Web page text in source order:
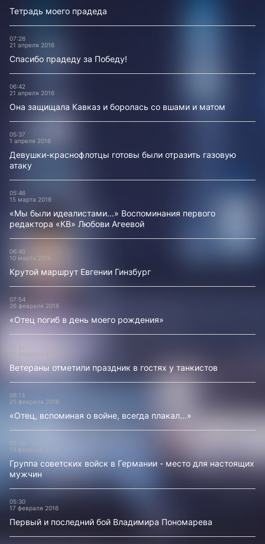
Тетрадь моего прадеда
07:26
21 апреля 2016
Спасибо прадеду за Победу!
06:42
21 апреля 2016
Она защищала Кавказ и боролась со вшами и матом
05:37
1 апреля 2016
Девушки-краснофлотцы готовы были отразить газовую
атаку
05:46
15 марта 2016
«Мы были идеалистами...» Воспоминания первого
редактора «КВ» Любови Агеевой
06:40
10 марта 2016
Крутой маршрут Евгении Гинзбург
07:54
26 февраля 2016
«Отец погиб в день моего рождения»
07:51
26 февраля 2016
Ветераны отметили праздник в гостях у танкистов
06:13
25 февраля 2016
«Отец, вспоминая о войне, всегда плакал...»
05:58
19 февраля 2016
Группа советских войск в Германии - место для настоящих
мужчин
05:30
17 февраля 2016
Первый и последний бой Владимира Пономарева